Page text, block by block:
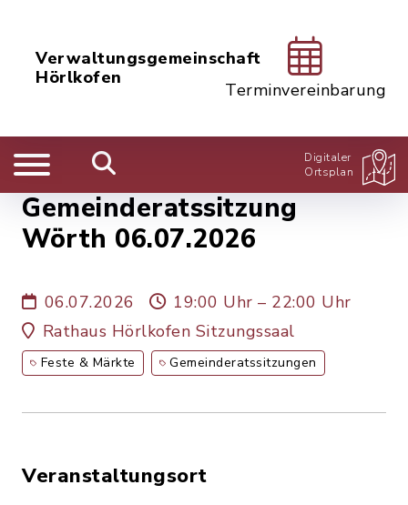
Verwaltungsgemeinschaft
Hörlkofen
Terminvereinbarung
Digitaler
Ortsplan
Gemeinderatssitzung
Wörth 06.07.2026
06.07.2026
19:00 Uhr – 22:00 Uhr
Rathaus Hörlkofen Sitzungssaal
Feste & Märkte Gemeinderatssitzungen
Veranstaltungsort